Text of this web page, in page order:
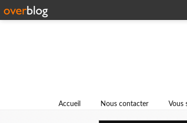
Accueil Nous contacter Vous